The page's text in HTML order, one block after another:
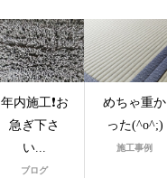
年内施工❗️お
急ぎ下さ
い...
ブログ
めちゃ重か
った(^o^;)
施工事例